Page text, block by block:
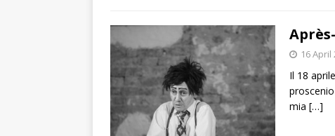
16 April
Il 18
mia […]